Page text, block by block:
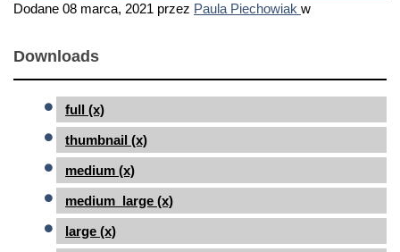
Dodane 08 marca, 2021 przez Paula Piechowiak w
Downloads
full (x)
thumbnail (x)
medium (x)
medium_large (x)
large (x)